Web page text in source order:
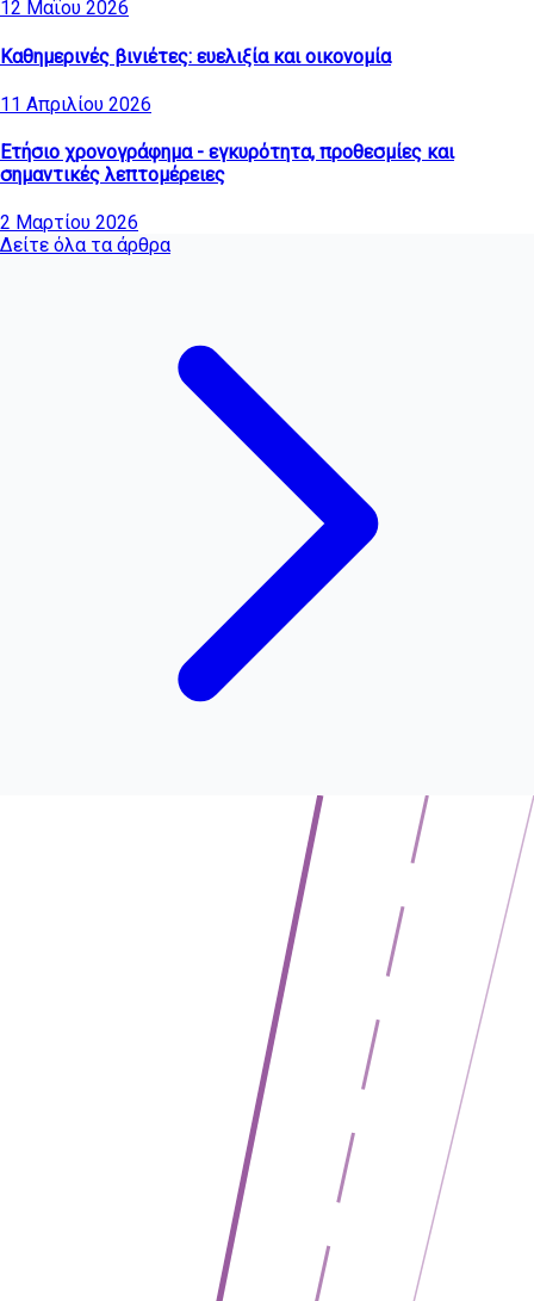
12 Μαΐου 2026
Καθημερινές βινιέτες: ευελιξία και οικονομία
11 Απριλίου 2026
Ετήσιο χρονογράφημα - εγκυρότητα, προθεσμίες και
σημαντικές λεπτομέρειες
2 Μαρτίου 2026
Δείτε όλα τα άρθρα